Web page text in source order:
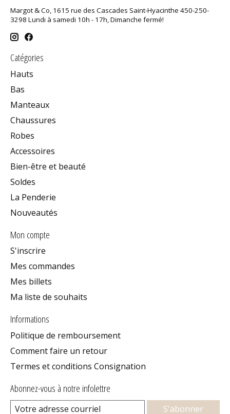
Margot & Co, 1615 rue des Cascades Saint-Hyacinthe 450-250-
3298 Lundi à samedi 10h - 17h, Dimanche fermé!
Catégories
Hauts
Bas
Manteaux
Chaussures
Robes
Accessoires
Bien-être et beauté
Soldes
La Penderie
Nouveautés
Mon compte
S'inscrire
Mes commandes
Mes billets
Ma liste de souhaits
Informations
Politique de remboursement
Comment faire un retour
Termes et conditions Consignation
Abonnez-vous à notre infolettre
S'abonner